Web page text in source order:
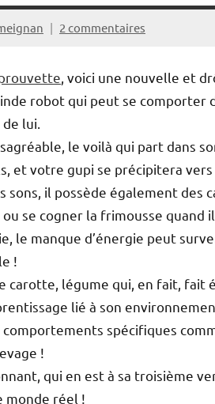
2 commentaires
, voici une nouvelle et
robot qui peut se
lui.
le voilà qui part dans
et votre gupi se précipitera vers
sons, il possède également
se cogner la frimousse quand
le manque d’énergie peut
!
carotte, légume qui, en fait, fait
lié à son
spécifiques
!
qui en est à sa troisième
monde réel !